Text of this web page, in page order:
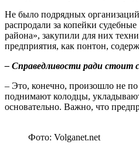
Не было подрядных
распродали за копейки
района», закупили для них
предприятия, как понтон,
– Справедливости ради стоит
– Это, конечно, произошло не
поднимают колодцы,
основательно. Важно, что
Фото: Volganet.net